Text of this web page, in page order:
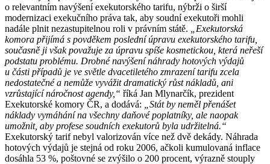
o relevantním navýšení exekutorského tarifu, nýbrži o širší
modernizaci exekučního práva tak, aby soudní exekutoři mohli
nadále plnit nezastupitelnou roli v právním státě.
„Exekutorská
komora přijímá s povděkem poslední úpravu exekutorského tarifu,
současně ji však považuje za úpravu spíše kosmetickou, která neřeší
podstatu problému. Drobné navýšení náhrady hotových výdajů
u části případů je ve světle dvacetiletého zmrazení tarifu zcela
nedostatečné a nemůže vyvážit dramatický růst nákladů, ani
vzrůstající náročnost agendy,“ říká Jan Mlynarčík, prezident
Exekutorské komory ČR, a dodává:
„Stát by neměl přenášet
náklady vymáhání na všechny daňové poplatníky, ale naopak
umožnit, aby profese soudních exekutorů byla udržitelná.“
Exekutorský tarif nebyl valorizován více než dvě dekády. Náhrada
hotových výdajů je stejná od roku 2006, ačkoli kumulovaná inflace
dosáhla 53 %, poštovné se zvýšilo o 200 procent, výrazně stouply